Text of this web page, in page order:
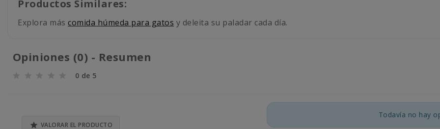
Productos Similares:
Explora más comida húmeda para gatos y deleita su paladar cada día.
Opiniones (0) - Resumen
0 de 5
 VALORAR EL PRODUCTO
Todavía no hay